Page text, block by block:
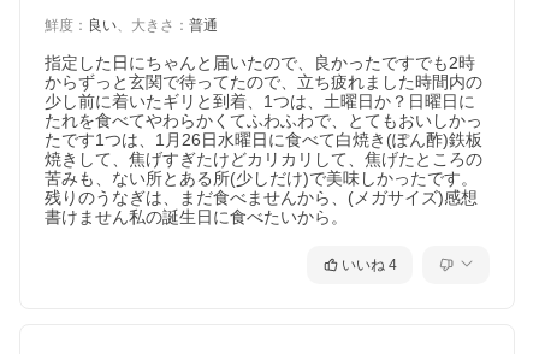
鮮度 ： 良い、 大きさ ： 普通
指定した日にちゃんと届いたので、良かったですでも2時
からずっと玄関で待ってたので、立ち疲れました時間内の
少し前に着いたギリと到着、1つは、土曜日か？日曜日に
たれを食べてやわらかくてふわふわで、とてもおいしかっ
たです1つは、1月26日水曜日に食べて白焼き(ぽん酢)鉄板
焼きして、焦げすぎたけどカリカリして、焦げたところの
苦みも、ない所とある所(少しだけ)で美味しかったです。
残りのうなぎは、まだ食べませんから、(メガサイズ)感想
書けません私の誕生日に食べたいから。
いいね 4